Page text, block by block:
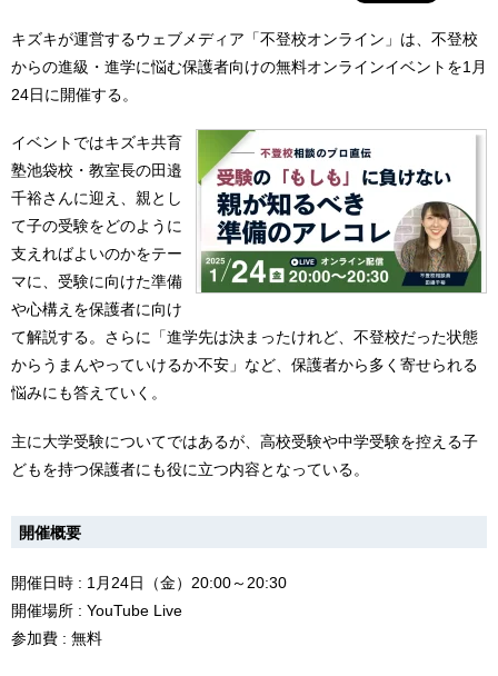
キズキが運営するウェブメディア「不登校オンライン」は、不登校
からの進級・進学に悩む保護者向けの無料オンラインイベントを1月
24日に開催する。
イベントではキズキ共育
塾池袋校・教室長の田邉
千裕さんに迎え、親とし
て子の受験をどのように
支えればよいのかをテー
マに、受験に向けた準備
や心構えを保護者に向け
て解説する。さらに「進学先は決まったけれど、不登校だった状態
からうまんやっていけるか不安」など、保護者から多く寄せられる
悩みにも答えていく。
主に大学受験についてではあるが、高校受験や中学受験を控える子
どもを持つ保護者にも役に立つ内容となっている。
開催概要
開催日時 : 1月24日（金）20:00～20:30
開催場所 : YouTube Live
参加費 : 無料